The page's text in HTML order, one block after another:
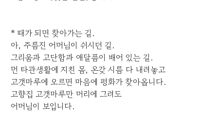
* 때가 되면 찾아가는 길.
아, 주름진 어머님이 쉬시던 길.
그리움과 고단함과 애달픔이 배어 있는 길.
먼 타관생활에 지친 몸, 온갖 시름 다 내려놓고
고갯마루에 오르면 마음에 평화가 찾아옵니다.
고향집 고갯마루만 머리에 그려도
어머님이 보입니다.